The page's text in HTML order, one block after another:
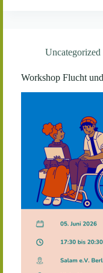
Uncategorized
Workshop Flucht